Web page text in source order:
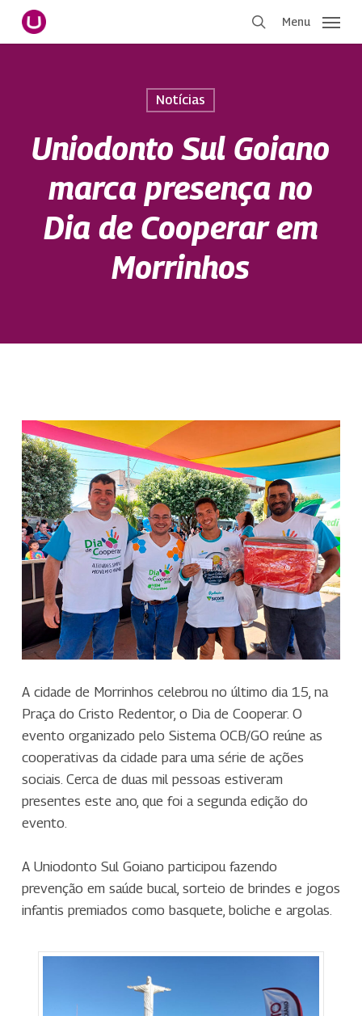
Pular
para
Menu
Notícias
Uniodonto Sul Goiano
marca presença no
Dia de Cooperar em
Morrinhos
A cidade de Morrinhos celebrou no último dia 15, na
Praça do Cristo Redentor, o Dia de Cooperar. O
evento organizado pelo Sistema OCB/GO reúne as
cooperativas da cidade para uma série de ações
sociais. Cerca de duas mil pessoas estiveram
presentes este ano, que foi a segunda edição do
evento.
A Uniodonto Sul Goiano participou fazendo
prevenção em saúde bucal, sorteio de brindes e jogos
infantis premiados como basquete, boliche e argolas.